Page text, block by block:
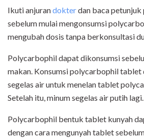
Ikuti anjurandokterdan baca
sebelum mulai mengonsumsi
mengubah dosis tanpa berkonsultasi
Polycarbophil dapat dikonsumsi
makan. Konsumsi polycarbophil tablet
segelas air untuk menelan tablet
Setelah itu, minum segelas air putih lagi.
Polycarbophil bentuk tablet kunyah
dengan cara mengunyah tablet